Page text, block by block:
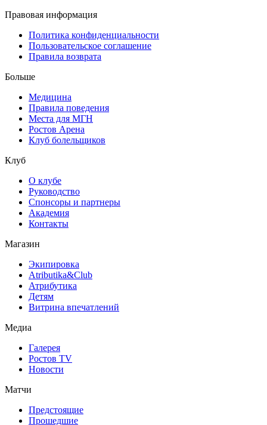
Правовая информация
Политика конфиденциальности
Пользовательское соглашение
Правила возврата
Больше
Медицина
Правила поведения
Места для МГН
Ростов Арена
Клуб болельщиков
Клуб
О клубе
Руководство
Спонсоры и партнеры
Академия
Контакты
Магазин
Экипировка
Atributika&Club
Атрибутика
Детям
Витрина впечатлений
Медиа
Галерея
Ростов TV
Новости
Матчи
Предстоящие
Прошедшие